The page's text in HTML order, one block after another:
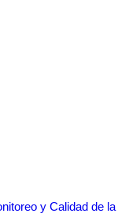
y Calidad de